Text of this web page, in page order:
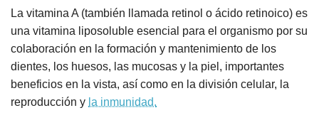
La vitamina A (también llamada retinol o ácido retinoico) es
una vitamina liposoluble esencial para el organismo por su
colaboración en la formación y mantenimiento de los
dientes, los huesos, las mucosas y la piel, importantes
beneficios en la vista, así como en la división celular, la
reproducción y la inmunidad.